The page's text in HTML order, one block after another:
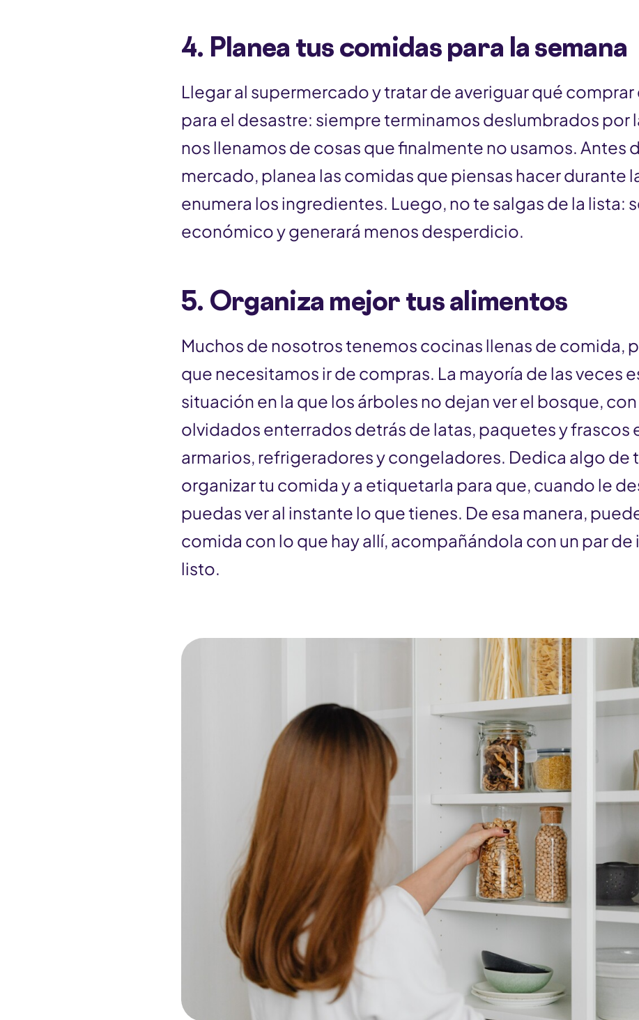
4. Planea tus comidas para la semana
Llegar al supermercado y tratar de averiguar qué comprar
para el desastre: siempre terminamos deslumbrados por
nos llenamos de cosas que finalmente no usamos. Antes
mercado, planea las comidas que piensas hacer durante
enumera los ingredientes. Luego, no te salgas de la lista:
económico y generará menos desperdicio.
5. Organiza mejor tus alimentos
Muchos de nosotros tenemos cocinas llenas de comida,
que necesitamos ir de compras. La mayoría de las veces
situación en la que los árboles no dejan ver el bosque,
olvidados enterrados detrás de latas, paquetes y frascos
armarios, refrigeradores y congeladores. Dedica algo de
organizar tu comida y a etiquetarla para que, cuando le
puedas ver al instante lo que tienes. De esa manera,
comida con lo que hay allí, acompañándola con un par
listo.